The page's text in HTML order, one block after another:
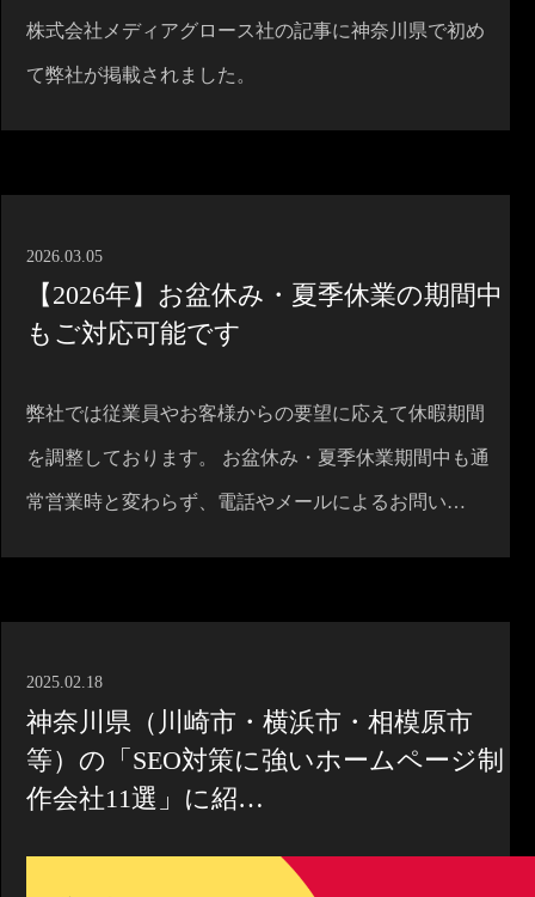
株式会社メディアグロース社の記事に神奈川県で初め
て弊社が掲載されました。
2026.03.05
【2026年】お盆休み・夏季休業の期間中
もご対応可能です
弊社では従業員やお客様からの要望に応えて休暇期間
を調整しております。 お盆休み・夏季休業期間中も通
常営業時と変わらず、電話やメールによるお問い…
2025.02.18
神奈川県（川崎市・横浜市・相模原市
等）の「SEO対策に強いホームページ制
作会社11選」に紹…